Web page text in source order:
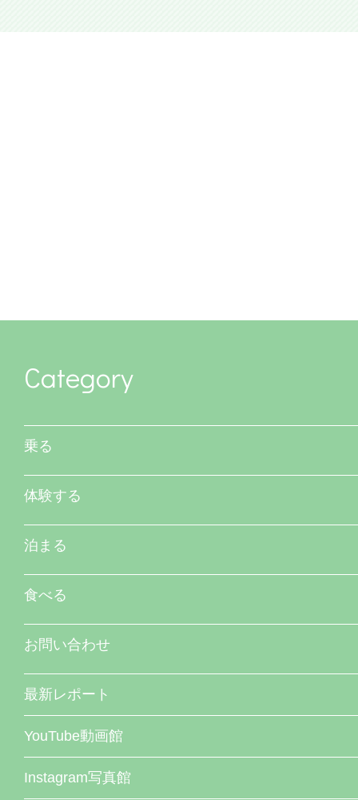
Category
乗る
体験する
泊まる
食べる
お問い合わせ
最新レポート
YouTube動画館
Instagram写真館